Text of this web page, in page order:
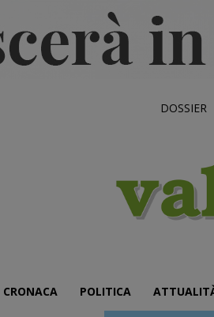
DOSSIER
CRONACA POLITICA